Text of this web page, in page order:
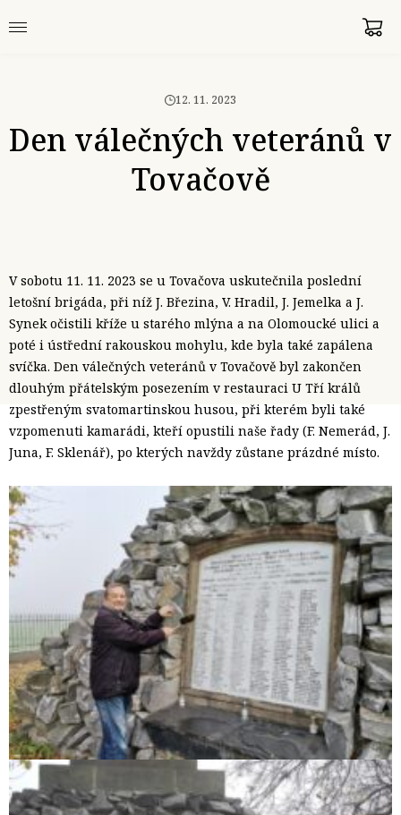
12. 11. 2023
Den válečných veteránů v
Tovačově
V sobotu 11. 11. 2023 se u Tovačova uskutečnila poslední
letošní brigáda, při níž J. Březina, V. Hradil, J. Jemelka a J.
Synek očistili kříže u starého mlýna a na Olomoucké ulici a
poté i ústřední rakouskou mohylu, kde byla také zapálena
svíčka. Den válečných veteránů v Tovačově byl zakončen
dlouhým přátelským posezením v restauraci U Tří králů
zpestřeným svatomartinskou husou, při kterém byli také
vzpomenuti kamarádi, kteří opustili naše řady (F. Nemerád, J.
Juna, F. Sklenář), po kterých navždy zůstane prázdné místo.